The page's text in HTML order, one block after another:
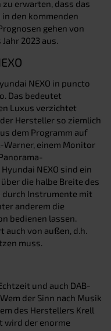
erwarten, dass das
den kommenden
gehen von
2023 aus.
NEXO in puncto
Das bedeutet
Luxus verzichtet
Hersteller so ziemlich
dem Programm auf
einem Monitor
NEXO sind ein
die halbe Breite des
durch Instrumente mit
anderem die
bedienen lassen.
von außen, d.h.
muss.
und auch DAB-
der Sinn nach Musik
des Herstellers Krell
wird der enorme